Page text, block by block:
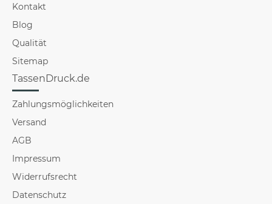
Kontakt
Blog
Qualität
Sitemap
TassenDruck.de
Zahlungsmöglichkeiten
Versand
AGB
Impressum
Widerrufsrecht
Datenschutz